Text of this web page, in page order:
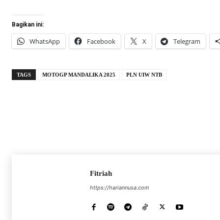
Bagikan ini:
WhatsApp Facebook X Telegram
TAGS MOTOGP MANDALIKA 2025 PLN UIW NTB
Fitriah
https://hariannusa.com